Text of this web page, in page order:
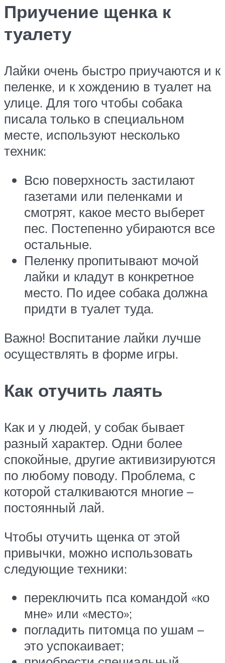
Приучение щенка к
туалету
Лайки очень быстро приучаются и к
пеленке, и к хождению в туалет на
улице. Для того чтобы собака
писала только в специальном
месте, используют несколько
техник:
Всю поверхность застилают
газетами или пеленками и
смотрят, какое место выберет
пес. Постепенно убираются все
остальные.
Пеленку пропитывают мочой
лайки и кладут в конкретное
место. По идее собака должна
придти в туалет туда.
Важно! Воспитание лайки лучше
осуществлять в форме игры.
Как отучить лаять
Как и у людей, у собак бывает
разный характер. Одни более
спокойные, другие активизируются
по любому поводу. Проблема, с
которой сталкиваются многие –
постоянный лай.
Чтобы отучить щенка от этой
привычки, можно использовать
следующие техники:
переключить пса командой «ко
мне» или «место»;
погладить питомца по ушам –
это успокаивает;